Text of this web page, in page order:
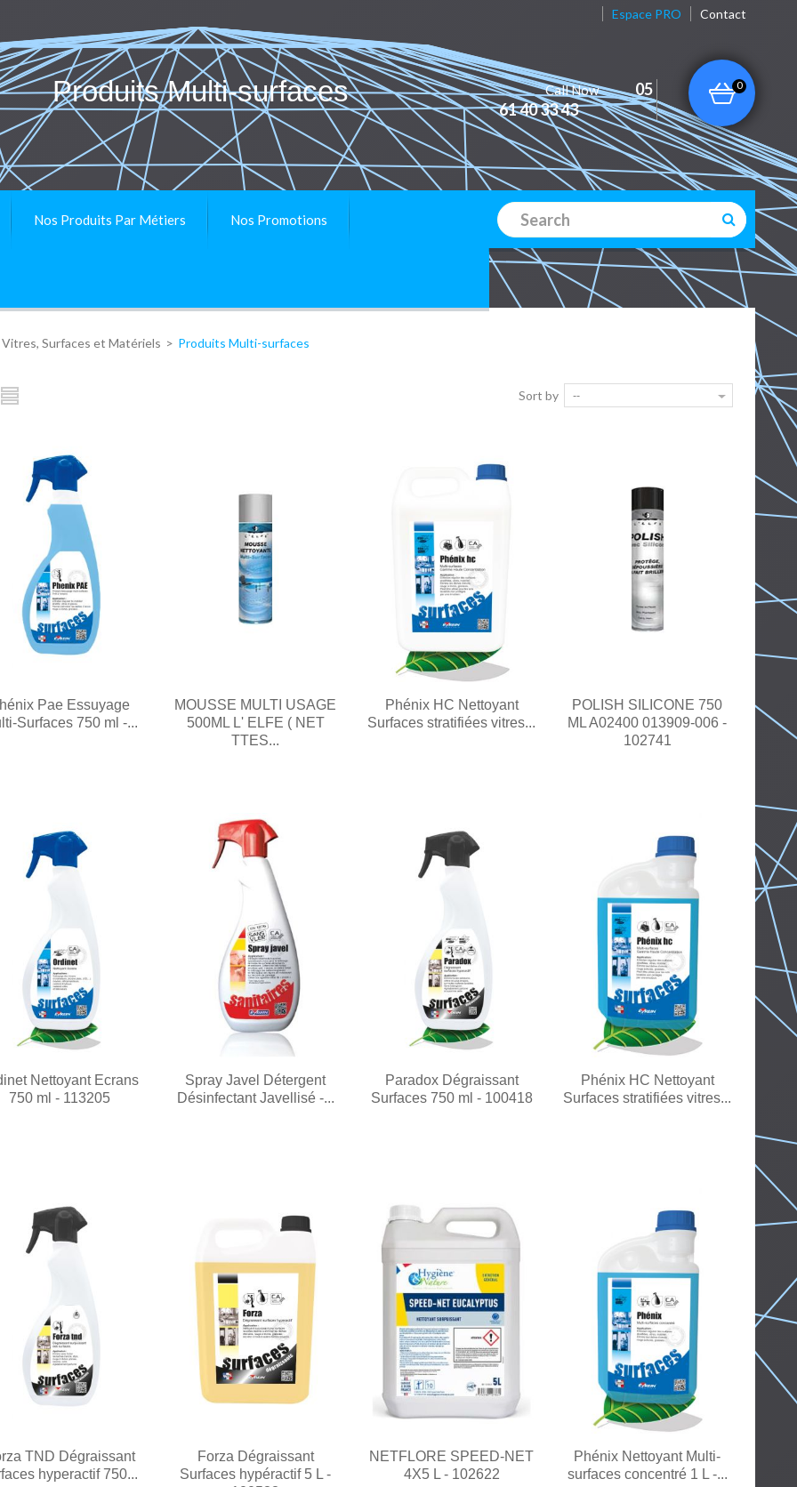
Espace PRO Contact
Call Now
05
61 40 33 43
Produits Multi-surfaces 0
Nos Produits Par Métiers Nos Promotions
Vitres, Surfaces et Matériels > Produits Multi-surfaces
Sort by --
Pae Essuyage
Surfaces 750 ml -...
MOUSSE MULTI USAGE
500ML L' ELFE ( NET
TTES...
Phénix HC Nettoyant
Surfaces stratifiées vitres...
POLISH SILICONE 750
ML A02400 013909-006 -
102741
Nettoyant Ecrans
750 ml - 113205
Spray Javel Détergent
Désinfectant Javellisé -...
Paradox Dégraissant
Surfaces 750 ml - 100418
Phénix HC Nettoyant
Surfaces stratifiées vitres...
TND Dégraissant
hyperactif 750...
Forza Dégraissant
Surfaces hypéractif 5 L -
NETFLORE SPEED-NET
4X5 L - 102622
Phénix Nettoyant Multi-
surfaces concentré 1 L -...